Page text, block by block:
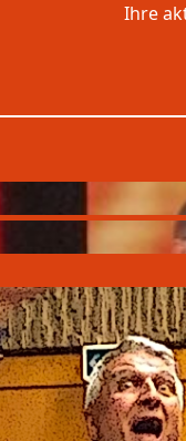
Ihre